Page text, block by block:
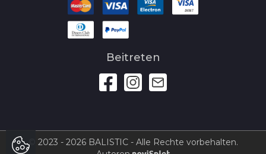
Beitreten
© 2023 - 2026 BALISTIC- Alle Rechte vorbehalten.